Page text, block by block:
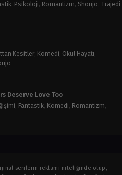
, Psikoloji, Romantizm, Shoujo, Trajedi
Kesitler, Komedi, Okul Hayatı,
Deserve Love Too
, Fantastik, Komedi, Romantizm,
serilerin reklamı niteliğinde olup,